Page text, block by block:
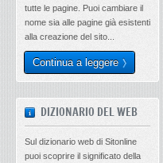
tutte le pagine. Puoi cambiare il
nome sia alle pagine già esistenti
alla creazione del sito...
Continua a leggere
DIZIONARIO DEL WEB
Sul dizionario web di Sitonline
puoi scoprire il significato della